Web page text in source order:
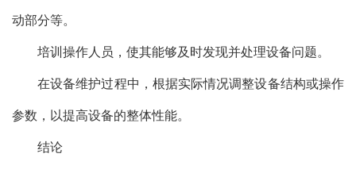
动部分等。
培训操作人员，使其能够及时发现并处理设备问题。
在设备维护过程中，根据实际情况调整设备结构或操作
参数，以提高设备的整体性能。
结论